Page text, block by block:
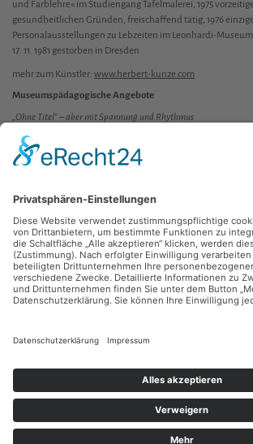
und Farblehre« im Studiengang Tafelmalerei, 1975
gesundheitlichen Gründen, freischaffend tätig, 1976
Personalausstellungen zu Lebzeiten im Leonhardi-
17. 11. 1981 gestorben in Dresden
mehr zum Künstler: www.herbert-kunze.com
Museumspädagogische Angebote
„Ohne Titel“ – aber mit Spannung und Rhythmus
Pressemitteilung
Ausstellungszeitraum: 4. Februar bis 6. April 2014
Eine Kooperation mit dem Kunstfonds der Staatlichen
Gefördert vom Kulturbüro der Stadt Chemnitz, der
Zurück